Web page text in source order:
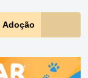
Adoção